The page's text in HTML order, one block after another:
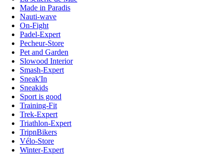
Made in Paradis
Nauti-wave
On-Fight
Padel-Expert
Pecheur-Store
Pet and Garden
Slowood Interior
Smash-Expert
Sneak'In
Sneakids
Sport is good
Training-Fit
Trek-Expert
Triathlon-Expert
TripnBikers
Vélo-Store
Winter-Expert